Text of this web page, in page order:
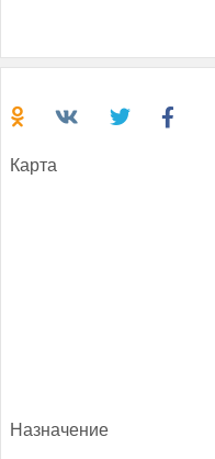
Кар­та
Наз­на­чение